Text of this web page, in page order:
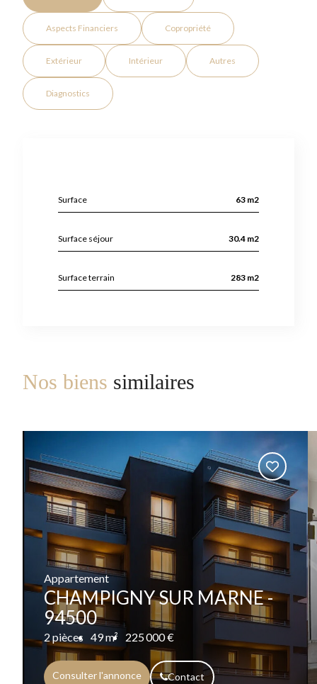
Aspects Financiers Copropriété
Extérieur Intérieur Autres
Diagnostics
Surface 63 m2
Surface séjour 30.4 m2
Surface terrain 283 m2
Nos biens similaires
Appartement
CHAMPIGNY SUR MARNE -
94500
2 pièces 49 m² 225 000 €
Consulter l'annonce Contact